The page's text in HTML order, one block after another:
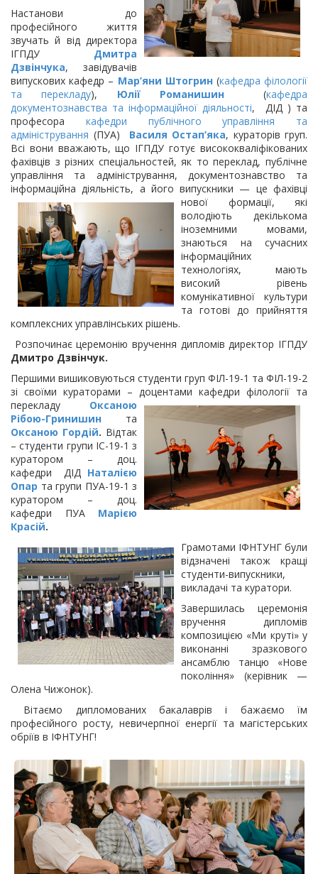
Настанови до
професійного життя
звучать й від директора
ІГПДУ Дмитра
Дзвінчука, завідувачів
випускових кафедр – Мар’яни Штогрин(кафедра філології
та перекладу), Юлії Романишин (кафедра
документознавства та інформаційної діяльності, ДІД ) та
професора кафедри публічного управління та
адміністрування (ПУА) Василя Остап’яка, кураторів груп.
Всі вони вважають, що ІГПДУ готує висококваліфікованих
фахівців з різних спеціальностей, як то переклад, публічне
управління та адміністрування, документознавство та
інформаційна діяльність, а його випускники — це фахівці
нової формації, які
володіють декількома
іноземними мовами,
знаються на сучасних
інформаційних
технологіях, мають
високий рівень
комунікативної культури
та готові до прийняття
комплексних управлінських рішень.
Розпочинає церемонію вручення дипломів директор ІГПДУ
Дмитро Дзвінчук.
Першими вишиковуються студенти груп ФІЛ-19-1 та ФІЛ-19-2
зі своїми кураторами – доцентами кафедри філології та
перекладу Оксаною
Рібою-Гринишин та
Оксаною Гордій. Відтак
– студенти групи ІС-19-1 з
куратором – доц.
кафедри ДІД Наталією
Опар та групи ПУА-19-1 з
куратором – доц.
кафедри ПУА Марією
Красій.
Грамотами ІФНТУНГ були
відзначені також кращі
студенти-випускники,
викладачі та куратори.
Завершилась церемонія
вручення дипломів
композицією «Ми круті» у
виконанні зразкового
ансамблю танцю «Нове
покоління» (керівник —
Олена Чижонок).
Вітаємо дипломованих бакалаврів і бажаємо їм
професійного росту, невичерпної енергії та магістерських
обріїв в ІФНТУНГ!